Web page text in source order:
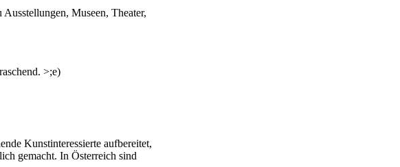
Museen, Theater,
>;e)
Kunstinteressierte aufbereitet,
gemacht. In Österreich sind